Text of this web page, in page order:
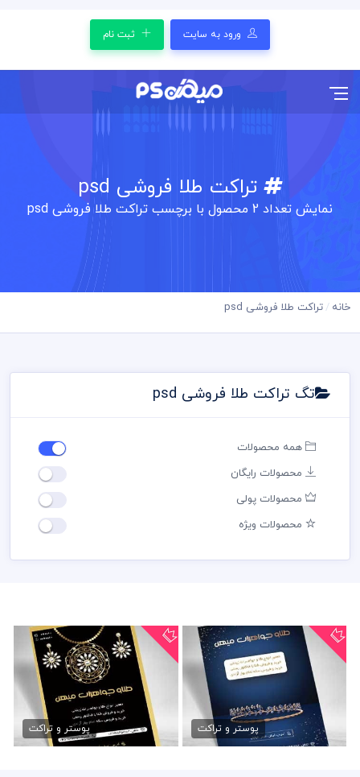
ورود به سایت ثبت نام
تراکت طلا فروشی psd
نمایش تعداد 2 محصول با برچسب تراکت طلا فروشی psd
خانه تراکت طلا فروشی psd
تگ تراکت طلا فروشی psd
همه محصولات
محصولات رایگان
محصولات پولی
محصولات ویژه
تراکت جواهر فروشی psd
79,000 تومان پوستر و تراکت
تراکت لایه باز طلا فروشی
79,000 تومان پوستر و تراکت